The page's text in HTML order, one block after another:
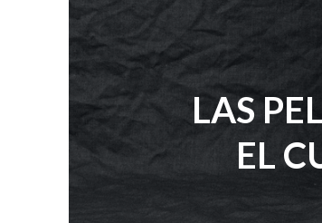
LAS
EL